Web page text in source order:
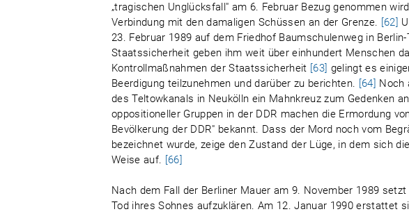
„tragischen Unglücksfall" am 6. Februar Bezug genommen
Verbindung mit den damaligen Schüssen an der Grenze. [62]
23. Februar 1989 auf dem Friedhof Baumschulenweg in
Staatssicherheit geben ihm weit über einhundert Menschen
Kontrollmaßnahmen der Staatssicherheit [63] gelingt es
Beerdigung teilzunehmen und darüber zu berichten. [64] Noch
des Teltowkanals in Neukölln ein Mahnkreuz zum Gedenken
oppositioneller Gruppen in der DDR machen die Ermordung
Bevölkerung der DDR" bekannt. Dass der Mord noch vom
bezeichnet wurde, zeige den Zustand der Lüge, in dem sich
Weise auf. [66]
Nach dem Fall der Berliner Mauer am 9. November 1989
Tod ihres Sohnes aufzuklären. Am 12. Januar 1990 erstattet